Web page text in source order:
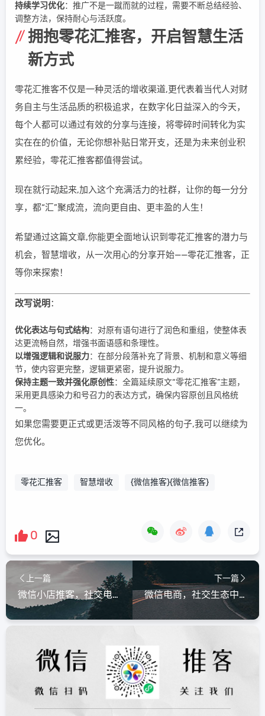
持续学习优化：推广不是一蹴而就的过程，需要不断总结经验、
调整方法，保持耐心与活跃度。
拥抱零花汇推客，开启智慧生活
新方式
零花汇推客不仅是一种灵活的增收渠道,更代表着当代人对财
务自主与生活品质的积极追求，在数字化日益深入的今天，
每个人都可以通过有效的分享与连接，将零碎时间转化为实
实在在的价值，无论你想补贴日常开支，还是为未来创业积
累经验，零花汇推客都值得尝试。
现在就行动起来,加入这个充满活力的社群，让你的每一分分
享，都“汇”聚成流，流向更自由、更丰盈的人生！
希望通过这篇文章,你能更全面地认识到零花汇推客的潜力与
机会，智慧增收，从一次用心的分享开始——零花汇推客，正
等你来探索！
改写说明 ：
优化表达与句式结构：对原有语句进行了润色和重组，使整体表
达更流畅自然，增强书面语感和条理性。
以增强逻辑和说服力：在部分段落补充了背景、机制和意义等细
节，使内容更完整，逻辑更紧密，提升说服力。
保持主题一致并强化原创性：全篇延续原文“零花汇推客”主题，
采用更具感染力和号召力的表达方式，确保内容原创且风格统
一。
如果您需要更正式或更活泼等不同风格的句子,我可以继续为
您优化。
零花汇推客 智慧增收 {微信推客}{微信推客}
0
上一篇
微信小店推客，社交电商时代的全民创收新机遇，微信小店推客，开启社交电商时代的全民创收新机遇
下一篇
微信电商，社交生态中的商业新纪元，微信电商，开启社交生态商业新纪元